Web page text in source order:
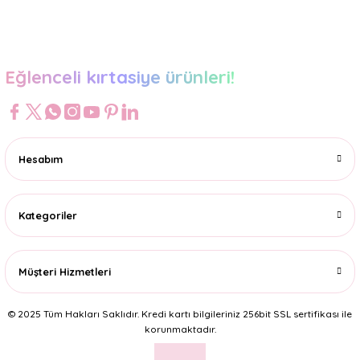
Eğlenceli kırtasiye ürünleri!
Hesabım
Kategoriler
Müşteri Hizmetleri
© 2025 Tüm Hakları Saklıdır. Kredi kartı bilgileriniz 256bit SSL sertifikası ile
korunmaktadır.